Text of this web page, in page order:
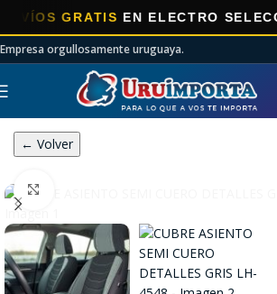
GRATIS EN ELECTRO
Empresa orgullosamente uruguaya.
← Volver